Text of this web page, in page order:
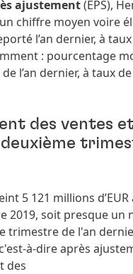
ajustement(EPS),
chiffre moyen voire
l’an dernier, à
: pourcentage
l’an dernier, à taux
des ventes
5 121 millions d’EUR
2019, soit presque un
trimestre de l'an
à-dire après
des